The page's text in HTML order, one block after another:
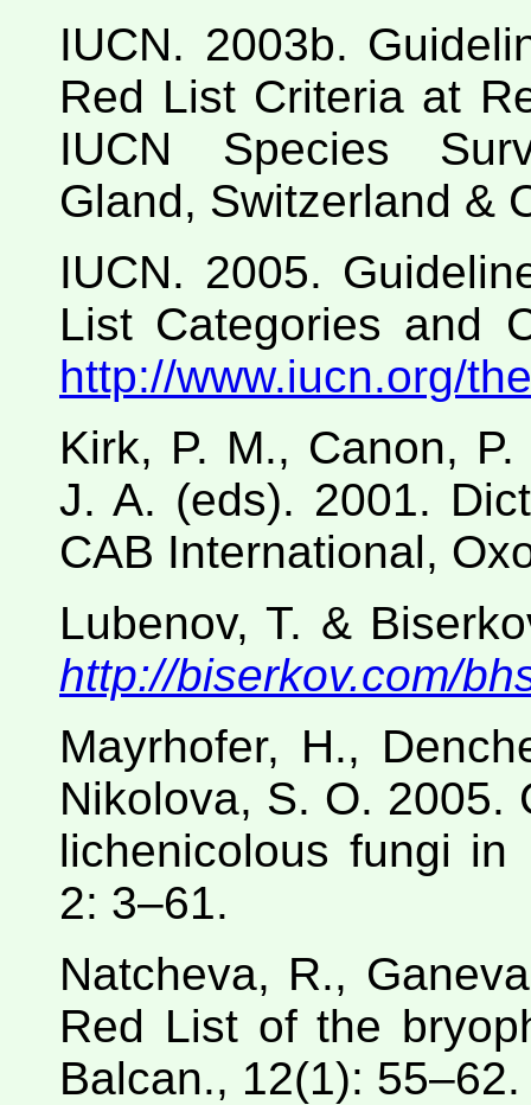
IUCN. 2003b.
Red List Criteria at
IUCN Species
Gland, Switzerland &
IUCN. 2005.
List Categories and
http://www.iucn.org/
Kirk, P. M., Canon,
J. A. (eds). 2001.
CAB International,
Lubenov, T. &
http://biserkov.com/
Mayrhofer, H.,
Nikolova, S. O. 2005.
lichenicolous fungi
2: 3–61.
Natcheva, R.,
Red List of the
Balcan., 12(1): 55–62.